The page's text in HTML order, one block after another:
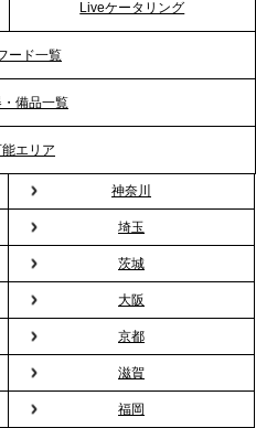
の高い「場づくり」をサ
「1DISH」の花見オー
入社式の“そのまま懇親
社員の交流を支える『オフ
新しい活用法
」で、2ndTable「室内花
Liveケータリング
ード一覧
備品一覧
エリア
神奈川
埼玉
茨城
大阪
京都
滋賀
福岡